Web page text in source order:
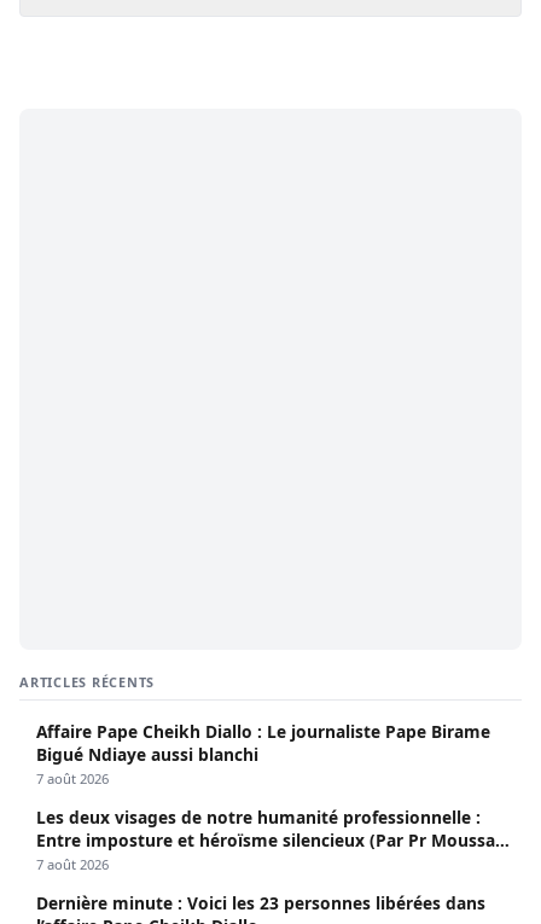
ARTICLES RÉCENTS
Affaire Pape Cheikh Diallo : Le journaliste Pape Birame
Bigué Ndiaye aussi blanchi
7 août 2026
Les deux visages de notre humanité professionnelle :
Entre imposture et héroïsme silencieux (Par Pr Moussa
Seydi)
7 août 2026
Dernière minute : Voici les 23 personnes libérées dans